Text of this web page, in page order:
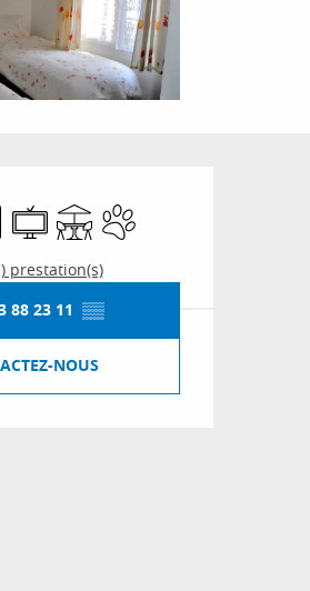
et
vaisselle
TélévisionTerrasseAnimaux acceptés
prestation(s)
88 23 11 ▒▒
NOUS